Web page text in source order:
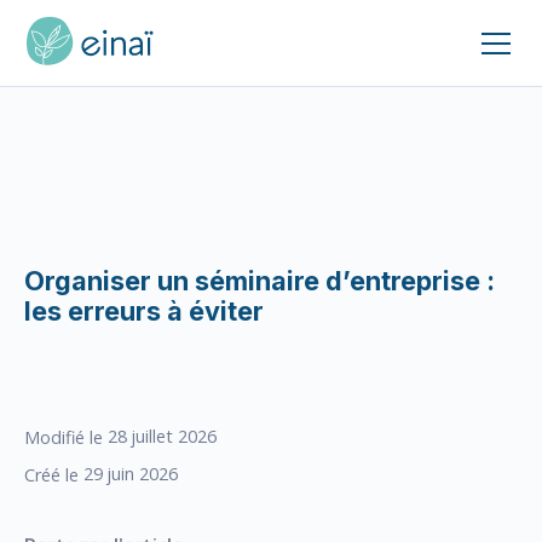
Organiser un séminaire d’entreprise :
les erreurs à éviter
Modifié le 28 juillet 2026
Créé le 29 juin 2026